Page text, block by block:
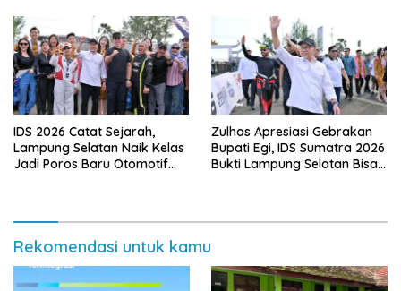
IDS 2026 Catat Sejarah,
Lampung Selatan Naik Kelas
Jadi Poros Baru Otomotif
Zulhas Apresiasi Gebrakan
Bupati Egi, IDS Sumatra 2026
Bukti Lampung Selatan Bisa
Rekomendasi untuk kamu